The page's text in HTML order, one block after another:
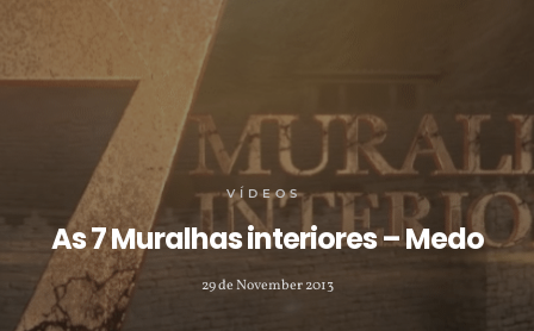
VÍDEOS
As 7 Muralhas interiores – Medo
29 de November 2013